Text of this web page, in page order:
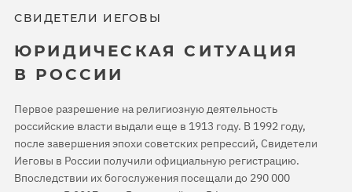
СВИДЕТЕЛИ ИЕГОВЫ
ЮРИДИЧЕСКАЯ СИТУАЦИЯ
В РОССИИ
Первое разрешение на религиозную деятельность
российские власти выдали еще в 1913 году. В 1992 году,
после завершения эпохи советских репрессий, Свидетели
Иеговы в России получили официальную регистрацию.
Впоследствии их богослужения посещали до 290 000